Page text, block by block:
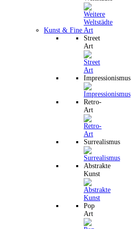
Kunst & Fine Art
Street
Art
Impressionismus
Retro-
Art
Surrealismus
Abstrakte
Kunst
Pop
Art